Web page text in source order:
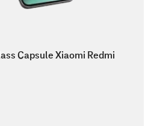
Capsule Xiaomi Redmi